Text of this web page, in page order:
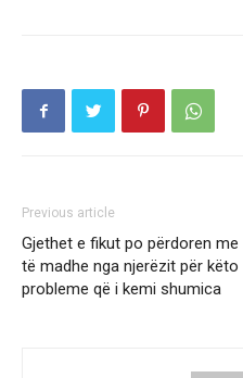
Previous article
Gjethet e fikut po përdoren me
të madhe nga njerëzit për këto
probleme që i kemi shumica